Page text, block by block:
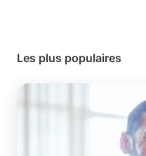
Les plus populaires